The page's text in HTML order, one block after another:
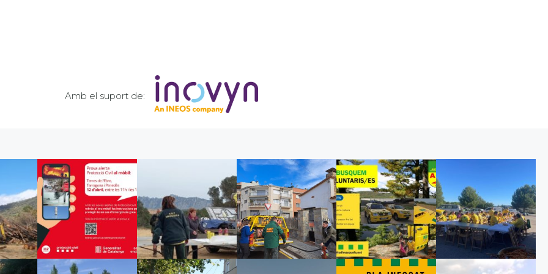
Amb el suport de: